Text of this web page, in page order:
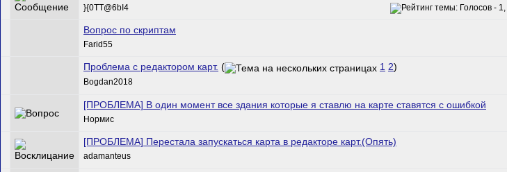
}{0TT@6bI4
Вопрос по скриптам
Farid55
Проблема с редактором карт. ( 1 2)
Bogdan2018
[ПРОБЛЕМА] В один момент все здания которые я ставлю на карте ставятся с ошибкой
Нормис
[ПРОБЛЕМА] Перестала запускаться карта в редакторе карт.(Опять)
adamanteus